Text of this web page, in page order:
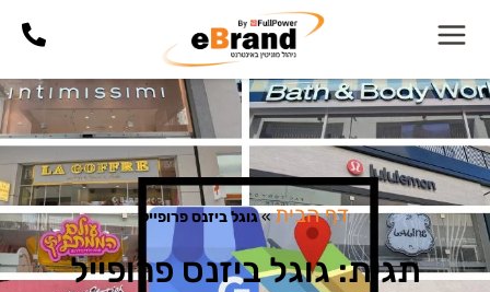
דף הבית»גוגל ביזנס פרופייל
תגית: גוגל ביזנס פרופייל